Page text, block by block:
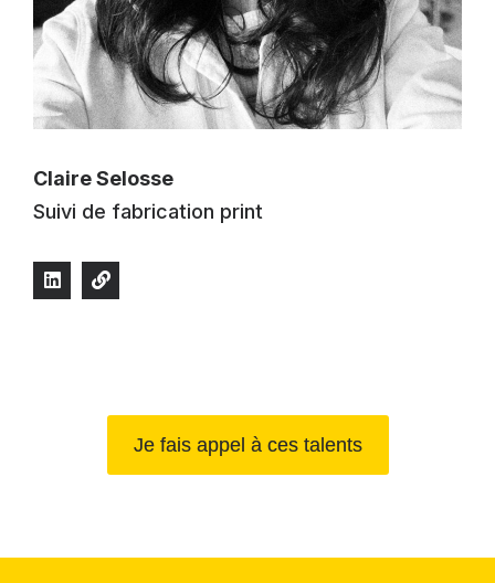
Claire Selosse
Suivi de fabrication print
Je fais appel à ces talents